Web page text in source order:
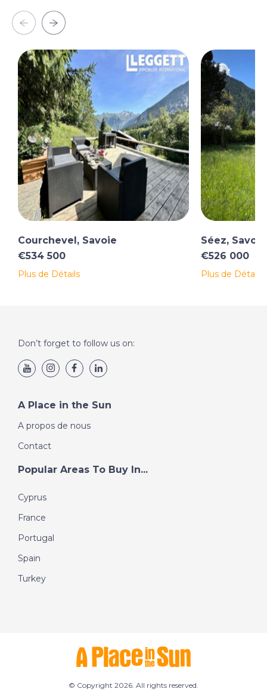
Courchevel, Savoie
€534 500
Plus de Détails
Séez, Savoie
€526 000
Plus de Détails
Don’t forget to follow us on:
A Place in the Sun
A propos de nous
Contact
Popular Areas To Buy In...
Cyprus
France
Portugal
Spain
Turkey
© Copyright 2026. All rights reserved.